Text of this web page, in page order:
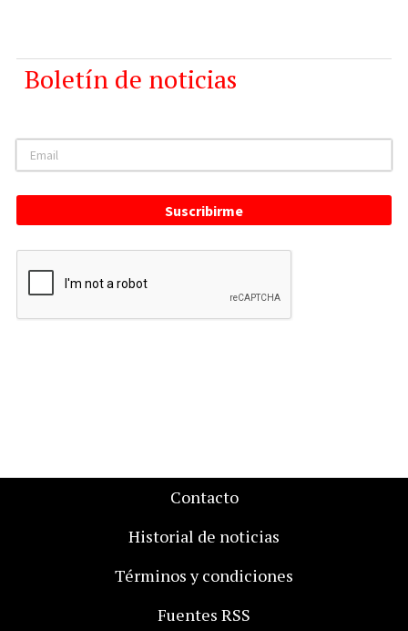
Boletín de noticias
Suscribirme
Contacto
Historial de noticias
Términos y condiciones
Fuentes RSS